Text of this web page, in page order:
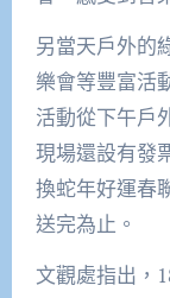
另當天戶外的
樂會等豐富活
活動從下午戶
現場還設有發
換蛇年好運春
送完為止。
文觀處指出，